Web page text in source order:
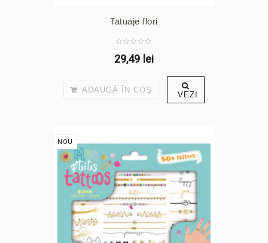
Tatuaje flori
29,49 lei
ADAUGĂ ÎN COŞ VEZI
NOU